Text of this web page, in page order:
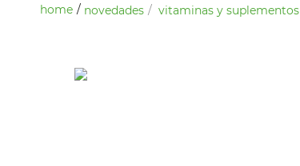
novedades vitaminas y suplementos